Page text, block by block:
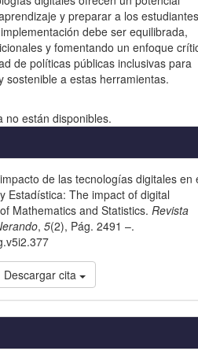
y preparar a los estudiantes
debe ser equilibrada,
y fomentando un enfoque
de políticas públicas inclusivas para
sostenible a estas herramientas.
no están disponibles.
de las tecnologías digitales en
Estadística: The impact of digital
Mathematics and Statistics.Revista
,5(2), Pág. 2491 –.
Descargar cita